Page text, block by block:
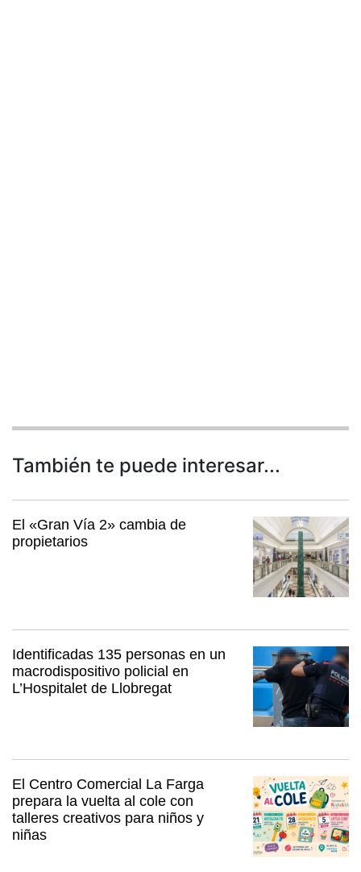
También te puede interesar...
El «Gran Vía 2» cambia de
propietarios
Identificadas 135 personas en un
macrodispositivo policial en
L’Hospitalet de Llobregat
El Centro Comercial La Farga
prepara la vuelta al cole con
talleres creativos para niños y
niñas